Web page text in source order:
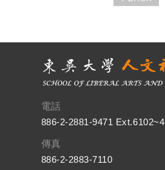
電話
886-2-2881-9471 Ext.6102~4
傳真
886-2-2883-7110